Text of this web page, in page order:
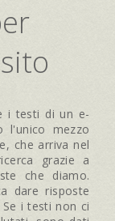
i testi di un e-
l'unico mezzo
che arriva nel
grazie a
che diamo.
dare risposte
i testi non ci